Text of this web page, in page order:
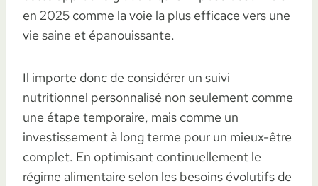
en 2025 comme la voie la plus efficace vers une
vie saine et épanouissante.
Il importe donc de considérer un suivi
nutritionnel personnalisé non seulement comme
une étape temporaire, mais comme un
investissement à long terme pour un mieux-être
complet. En optimisant continuellement le
régime alimentaire selon les besoins évolutifs de